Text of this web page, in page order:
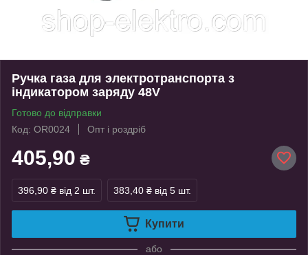
Ручка газа для электротранспорта з
індикатором заряду 48V
Готово до відправки
Код: OR0024
Опт і роздріб
405,90 ₴
396,90 ₴ від 2 шт. 383,40 ₴ від 5 шт.
Купити
або